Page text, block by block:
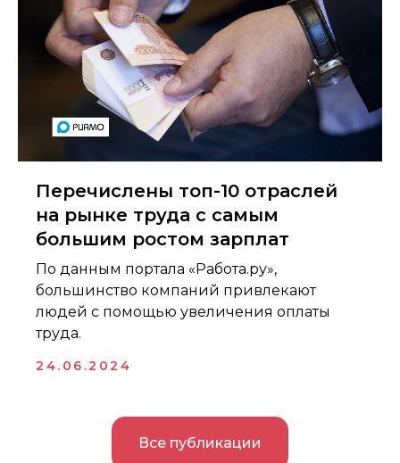
Перечислены топ-10 отраслей
на рынке труда с самым
большим ростом зарплат
По данным портала «Работа.ру»,
большинство компаний привлекают
людей с помощью увеличения оплаты
труда.
24.06.2024
Все публикации
© 2014 — 2026 АРС — Страхование
АРС — Страхование осуществляет
консультативную деятельность и не
является страховой компанией.
Предложения, опубликованные на
сайте, не являются публичной